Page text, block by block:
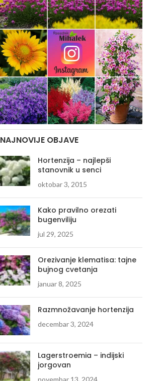
NAJNOVIJE OBJAVE
Hortenzija – najlepši
stanovnik u senci
oktobar 3, 2015
Kako pravilno orezati
bugenviliju
jul 29, 2025
Orezivanje klematisa: tajne
bujnog cvetanja
januar 8, 2025
Razmnožavanje hortenzija
decembar 3, 2024
Lagerstroemia – indijski
jorgovan